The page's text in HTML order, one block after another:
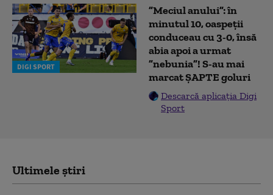
DIGI SPORT
”Meciul anului”: în
minutul 10, oaspeții
conduceau cu 3-0, însă
abia apoi a urmat
”nebunia”! S-au mai
marcat ȘAPTE goluri
Descarcă aplicația Digi
Sport
Ultimele știri